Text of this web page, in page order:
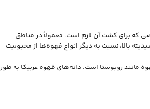
که برای کشت آن لازم است، معمولاً در مناطق
بالا، نسبت به دیگر انواع قهوه‌ها از محبوبیت
مانند روبوستا است. دانه‌های قهوه عربیکا به طور